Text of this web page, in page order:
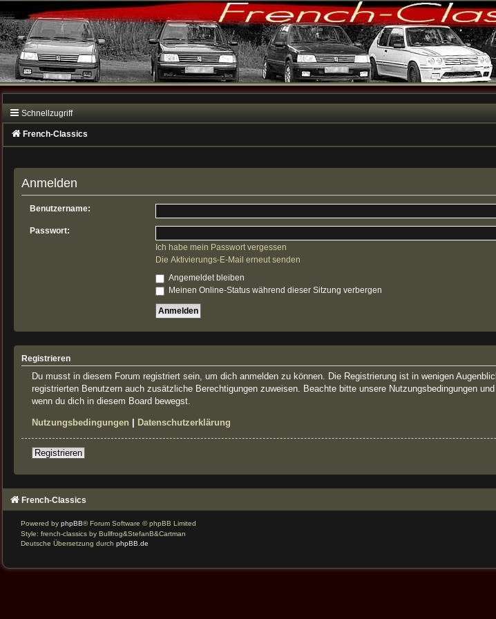
Schnellzugriff
French-Classics
Anmelden
Benutzername:
Passwort:
Ich habe mein Passwort vergessen
Die Aktivierungs-E-Mail erneut senden
Angemeldet bleiben
Meinen Online-Status während dieser Sitzung verbergen
Registrieren
Du musst in diesem Forum registriert sein, um dich anmelden zu können. Die Registrierung ist in wenigen
registrierten Benutzern auch zusätzliche Berechtigungen zuweisen. Beachte bitte unsere Nutzungsbedingungen
wenn du dich in diesem Board bewegst.
Nutzungsbedingungen Datenschutzerklärung
Registrieren
French-Classics
Powered byphpBB® Forum Software © phpBB Limited
Style: french-classics by Bullfrog&StefanB&Cartman
Deutsche Übersetzung durchphpBB.de